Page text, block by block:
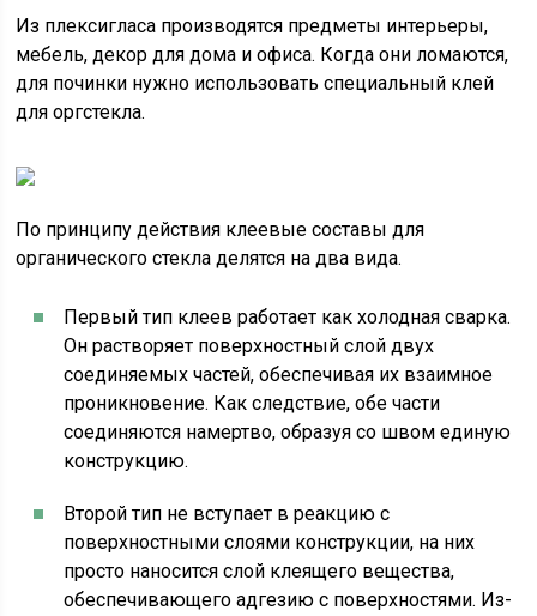
Из плексигласа производятся предметы интерьеры,
мебель, декор для дома и офиса. Когда они ломаются,
для починки нужно использовать специальный клей
для оргстекла.
По принципу действия клеевые составы для
органического стекла делятся на два вида.
Первый тип клеев работает как холодная сварка.
Он растворяет поверхностный слой двух
соединяемых частей, обеспечивая их взаимное
проникновение. Как следствие, обе части
соединяются намертво, образуя со швом единую
конструкцию.
Второй тип не вступает в реакцию с
поверхностными слоями конструкции, на них
просто наносится слой клеящего вещества,
обеспечивающего адгезию с поверхностями. Из-